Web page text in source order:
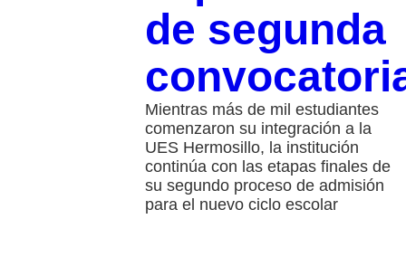
de segunda
Mientras más de mil estudiantes
comenzaron su integración a la
UES Hermosillo, la institución
continúa con las etapas finales de
su segundo proceso de admisión
para el nuevo ciclo escolar